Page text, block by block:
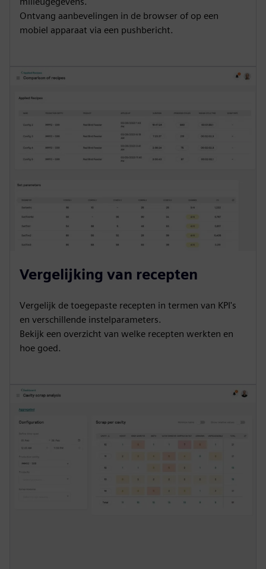
Ontvang aanbevelingen in de browser of op een
mobiel apparaat via een pushbericht.
Vergelijking van recepten
Vergelijk de toegepaste recepten in termen van KPI's
en verschillende instelparameters.
Bekijk een overzicht van welke recepten werkten en
hoe goed.